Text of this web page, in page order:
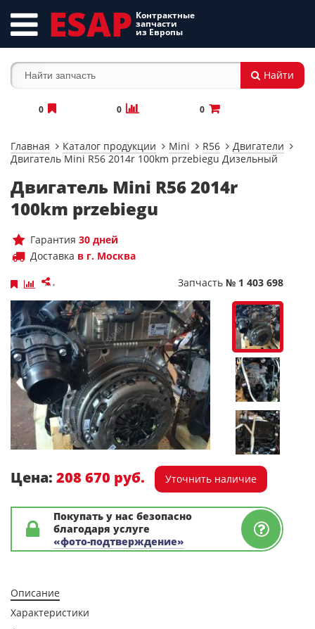
ESAP Контрактные
запчасти
из Европы
Найти
0 0 0
Главная Каталог продукции Mini R56
Двигатели
Двигатель Mini R56 2014r 100km przebiegu Дизельный
Двигатель Mini R56 2014r
100km przebiegu
Гарантия 30 дней
Доставка в г. Москва
Запчасть № 1 403 698
Цена: 208 670 руб. Уточнить наличие
Покупать у нас безопасно
благодаря услуге
«фото-подтверждение»
Описание
Характеристики